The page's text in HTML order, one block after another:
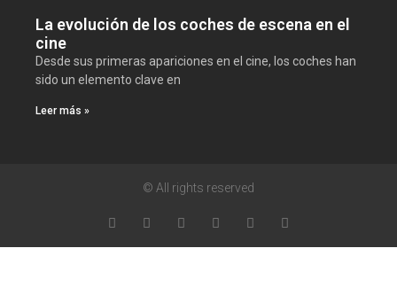
La evolución de los coches de escena en el
cine
Desde sus primeras apariciones en el cine, los coches han
sido un elemento clave en
Leer más »
© All rights reserved